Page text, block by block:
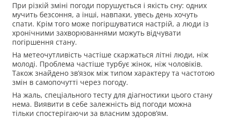
При різкій зміні погоди порушується і якість сну: одних
мучить безсоння, а інші, навпаки, увесь день хочуть
спати. Крім того може погіршуватися настрій, а люди із
хронічними захворюваннями можуть відчувати
погіршення стану.
На метеочутливість частіше скаржаться літні люди, ніж
молоді. Проблема частіше турбує жінок, ніж чоловіків.
Також знайдено зв’язок між типом характеру та частотою
змін в самопочутті через погоду.
На жаль, спеціального тесту для діагностики цього стану
нема. Виявити в себе залежність від погоди можна
тільки спостерігаючи за власним здоров’ям.